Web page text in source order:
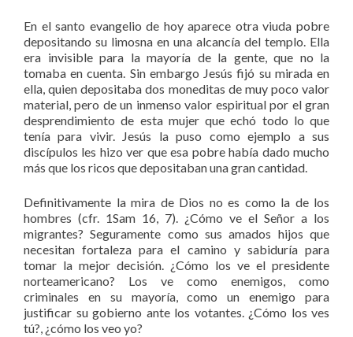
En el santo evangelio de hoy aparece otra viuda pobre
depositando su limosna en una alcancía del templo. Ella
era invisible para la mayoría de la gente, que no la
tomaba en cuenta. Sin embargo Jesús fijó su mirada en
ella, quien depositaba dos moneditas de muy poco valor
material, pero de un inmenso valor espiritual por el gran
desprendimiento de esta mujer que echó todo lo que
tenía para vivir. Jesús la puso como ejemplo a sus
discípulos les hizo ver que esa pobre había dado mucho
más que los ricos que depositaban una gran cantidad.
Definitivamente la mira de Dios no es como la de los
hombres (cfr. 1Sam 16, 7). ¿Cómo ve el Señor a los
migrantes? Seguramente como sus amados hijos que
necesitan fortaleza para el camino y sabiduría para
tomar la mejor decisión. ¿Cómo los ve el presidente
norteamericano? Los ve como enemigos, como
criminales en su mayoría, como un enemigo para
justificar su gobierno ante los votantes. ¿Cómo los ves
tú?, ¿cómo los veo yo?